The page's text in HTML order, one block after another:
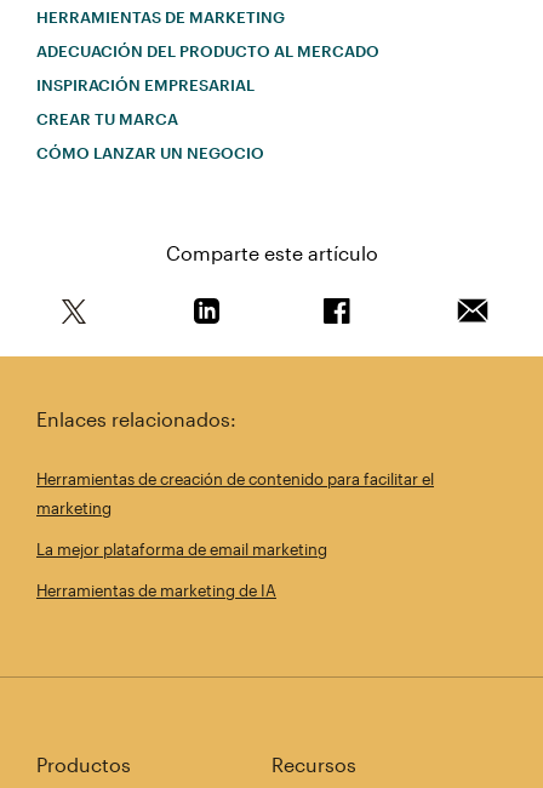
HERRAMIENTAS DE MARKETING
ADECUACIÓN DEL PRODUCTO AL MERCADO
INSPIRACIÓN EMPRESARIAL
CREAR TU MARCA
CÓMO LANZAR UN NEGOCIO
Comparte este artículo
Enlaces relacionados:
Herramientas de creación de contenido para facilitar el
marketing
La mejor plataforma de email marketing
Herramientas de marketing de IA
Productos Recursos